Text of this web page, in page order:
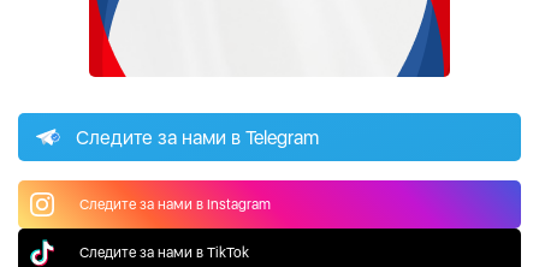
Следите за нами в Telegram
Следите за нами в Instagram
Следите за нами в TikTok